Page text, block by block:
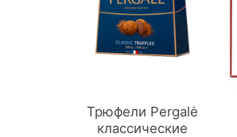
Трюфели Pergalė
классические